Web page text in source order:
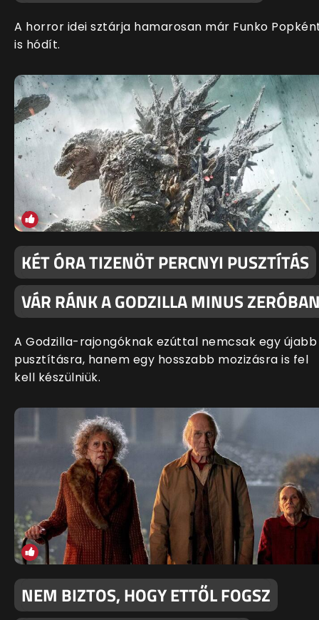
A horror idei sztárja hamarosan már Funko
is hódít.
KÉT ÓRA TIZENÖT PERCNYI PUSZTÍTÁS
VÁR RÁNK A GODZILLA MINUS
A Godzilla-rajongóknak ezúttal nemcsak egy újabb
pusztításra, hanem egy hosszabb mozizásra is fel
kell készülniük.
NEM BIZTOS, HOGY ETTŐL FOGSZ